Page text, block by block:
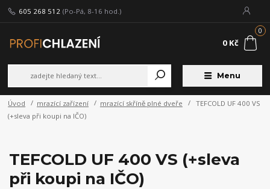
Menu
605 268 512 (Po-Pá, 8-16 hod.)
0
0 Kč
Úvod mrazící zařízení mrazící skříně plné dveře
TEFCOLD UF 400 VS
(+sleva při koupi na IČO)
TEFCOLD UF 400 VS (+sleva
při koupi na IČO)